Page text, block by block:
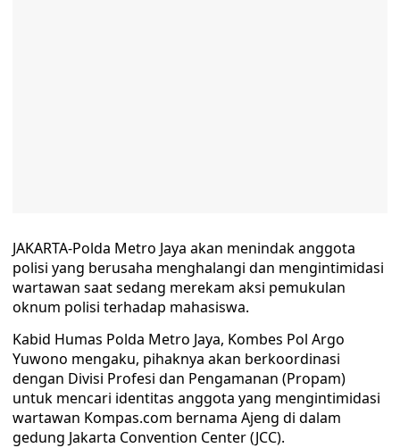
JAKARTA-Polda Metro Jaya akan menindak anggota
polisi yang berusaha menghalangi dan mengintimidasi
wartawan saat sedang merekam aksi pemukulan
oknum polisi terhadap mahasiswa.
Kabid Humas Polda Metro Jaya, Kombes Pol Argo
Yuwono mengaku, pihaknya akan berkoordinasi
dengan Divisi Profesi dan Pengamanan (Propam)
untuk mencari identitas anggota yang mengintimidasi
wartawan Kompas.com bernama Ajeng di dalam
gedung Jakarta Convention Center (JCC).